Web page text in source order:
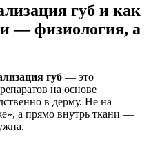
губ и как
— физиология, а
губ — это
на основе
в дерму. Не на
а прямо внутрь ткани —